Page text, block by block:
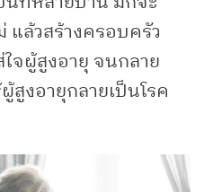
ล้วสร้างครอบครัว
จผู้สูงอายุ จนกลาย
งอายุกลายเป็นโรค